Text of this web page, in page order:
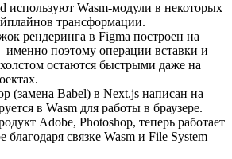
используют Wasm-модули в некоторых
трансформации.
рендеринга в Figma построен на
поэтому операции вставки и
остаются быстрыми даже на
(замена Babel) в Next.js написан на
в Wasm для работы в браузере.
Adobe, Photoshop, теперь работает
благодаря связке Wasm и File System